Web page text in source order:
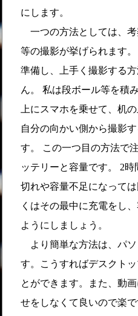
にします。
一つの方法としては、考
等の撮影が挙げられます
準備し、上手く撮影する
ん。 私は段ボール等を積
上にスマホを乗せて、机
自分の向かい側から撮影
す。 この一つ目の方法で
ッテリーと容量です。 2
切れや容量不足になって
くはその最中に充電をし
ようにしましょう。
より簡単な方法は、パ
す。こうすればデスクト
とができます。また、動
せをしなくて良いので楽